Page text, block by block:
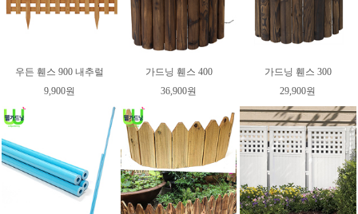
우든 휀스 900 내추럴
9,900원
가드닝 휀스 400
36,900원
가드닝 휀스 300
29,900원